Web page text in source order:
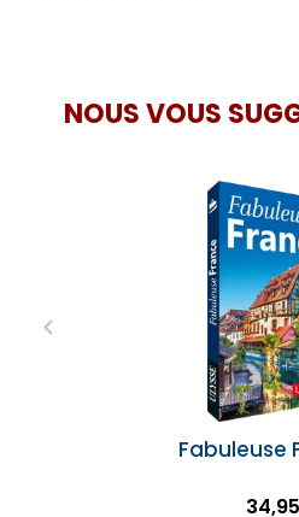
NOUS VOUS
Fabuleuse